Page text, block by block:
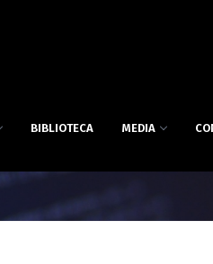
BIBLIOTECA MEDIA